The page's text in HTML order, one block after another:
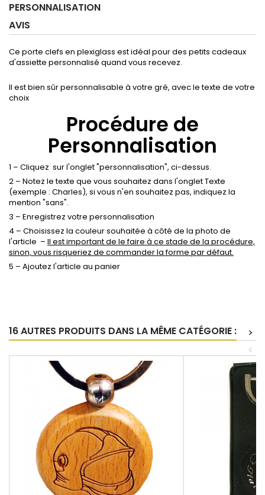
PERSONNALISATION
AVIS
Ce porte clefs en plexiglass est idéal pour des petits cadeaux
d'assiette personnalisé quand vous recevez.
Il est bien sûr personnalisable à votre gré, avec le texte de votre
choix
Procédure de
Personnalisation
1 – Cliquez sur l'onglet "personnalisation", ci-dessus.
2 – Notez le texte que vous souhaitez dans l'onglet Texte
(exemple : Charles), si vous n'en souhaitez pas, indiquez la
mention "sans".
3 – Enregistrez votre personnalisation
4 – Choisissez la couleur souhaitée à côté de la photo de
l'article – Il est important de le faire à ce stade de la procédure,
sinon, vous risqueriez de commander la forme par défaut.
5 – Ajoutez l'article au panier
16 AUTRES PRODUITS DANS LA MÊME CATÉGORIE :
>
<